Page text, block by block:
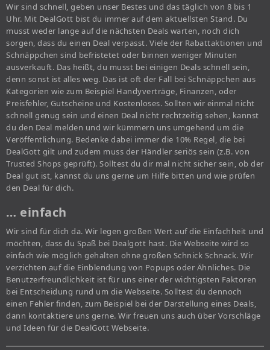
Wir sind schnell, geben unser Bestes und das täglich von 8 bis 1
Uhr. Mit DealGott bist du immer auf dem aktuellsten Stand. Du
musst weder lange auf die nächsten Deals warten, noch dich
sorgen, dass du einen Deal verpasst. Viele der Rabattaktionen und
Schnäppchen sind befristetet oder binnen weniger Minuten
ausverkauft. Das heißt, du musst bei einigen Deals schnell sein,
denn sonst ist alles weg. Das ist oft der Fall bei Schnäppchen aus
Kategorien wie zum Beispiel Handyverträge, Finanzen, oder
Preisfehler, Gutscheine und Kostenloses. Sollten wir einmal nicht
schnell genug sein und einen Deal nicht rechtzeitig sehen, kannst
du den Deal melden und wir kümmern uns umgehend um die
Veröffentlichung. Bedenke dabei immer die 10% Regel, die bei
DealGott gilt und zudem muss der Händler seriös sein (z.B. von
Trusted Shops geprüft). Solltest du dir mal nicht sicher sein, ob der
Deal gut ist, kannst du uns gerne um Hilfe bitten und wie prüfen
den Deal für dich.
… einfach
Wir sind für dich da. Wir legen großen Wert auf die Einfachheit und
möchten, dass du Spaß bei Dealgott hast. Die Webseite wird so
einfach wie möglich gehalten ohne großen Schnick Schnack. Wir
verzichten auf die Einblendung von Popups oder Ähnliches. Die
Benutzerfreundlichkeit ist für uns einer der wichtigsten Faktoren
bei Entscheidung rund um die Webseite. Solltest du dennoch
einen Fehler finden, zum Beispiel bei der Darstellung eines Deals,
dann kontaktiere uns gerne. Wir freuen uns auch über Vorschläge
und Ideen für die DealGott Webseite.